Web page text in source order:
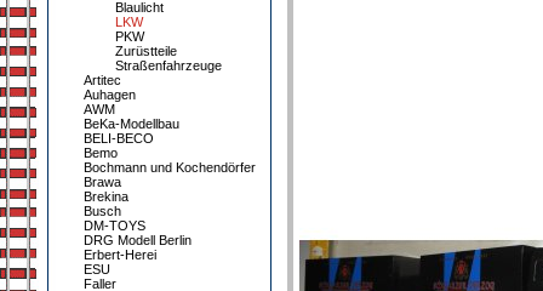
Blaulicht
LKW
PKW
Zurüstteile
Straßenfahrzeuge
Artitec
Auhagen
AWM
BeKa-Modellbau
BELI-BECO
Bemo
Bochmann und Kochendörfer
Brawa
Brekina
Busch
DM-TOYS
DRG Modell Berlin
Erbert-Herei
ESU
Faller